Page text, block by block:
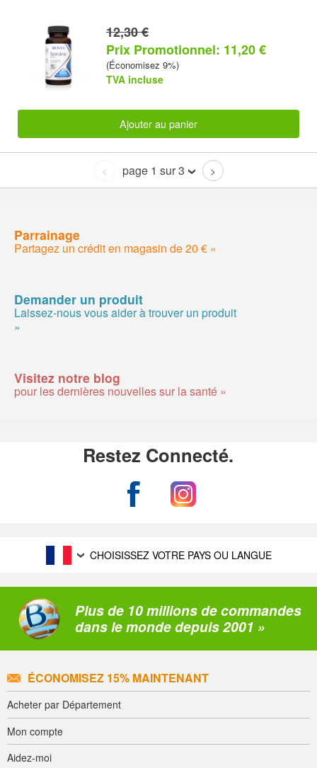
12,30 €
Prix Promotionnel: 11,20 €
(Économisez 9%)
TVA incluse
Ajouter au panier
< page 1 sur 3 >
Parrainage
Partagez un crédit en magasin de 20 € »
Demander un produit
Laissez-nous vous aider à trouver un produit
»
Visitez notre blog
pour les dernières nouvelles sur la santé »
Restez Connecté.
CHOISISSEZ VOTRE PAYS OU LANGUE
Plus de 10 millions de commandes
dans le monde depuis 2001 »
ÉCONOMISEZ 15% MAINTENANT
Acheter par Département
Mon compte
Aidez-moi